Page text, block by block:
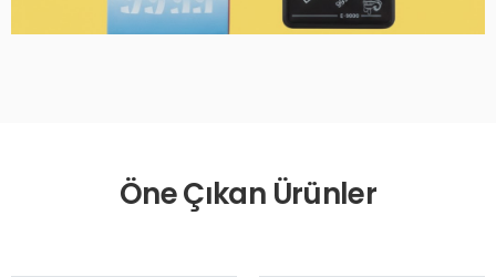
Öne Çıkan Ürünler